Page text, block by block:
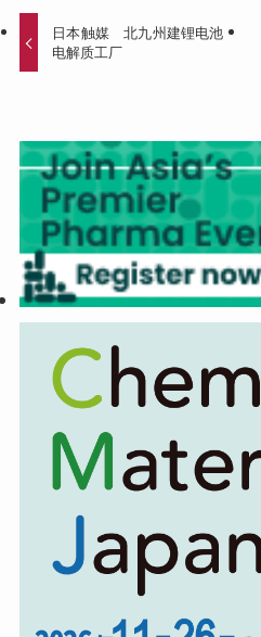
日本触媒 北九州建锂电池
电解质工厂